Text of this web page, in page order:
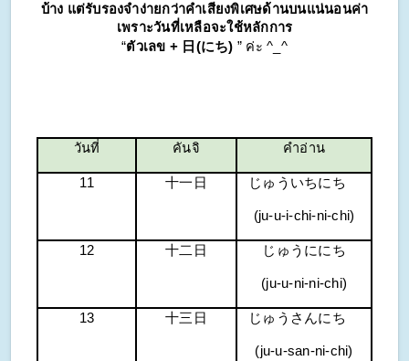
บ้าง แต่รับรองจำง่ายกว่าคำเสียงพิเศษด้านบนแน่นอนค่า
เพราะวันที่เหลือจะใช้หลักการ
“ตัวเลข + 日(にち) ” ค่ะ ^_^
วันที่ คันจิ คำอ่าน
11 十一日 じゅういちにち
(ju-u-i-chi-ni-chi)
12 十二日 じゅうににち
(ju-u-ni-ni-chi)
13 十三日 じゅうさんにち
(ju-u-san-ni-chi)